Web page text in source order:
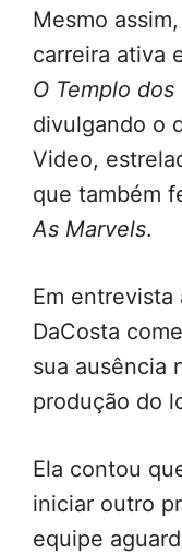
Mesmo
carreira ativa
O Templo dos
divulgando o
Video,
que também
As Marvels.
Em entrevista
DaCosta
sua ausência
produção do
Ela contou
iniciar outro
equipe